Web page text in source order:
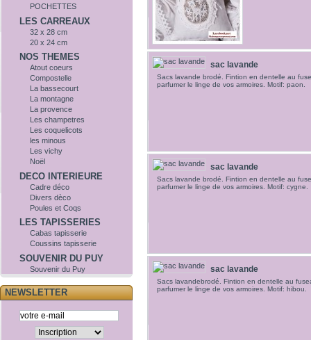
POCHETTES
LES CARREAUX
32 x 28 cm
20 x 24 cm
NOS THEMES
Atout coeurs
Compostelle
La bassecourt
La montagne
La provence
Les champetres
Les coquelicots
les minous
Les vichy
Noël
DECO INTERIEURE
Cadre déco
Divers dèco
Poules et Coqs
LES TAPISSERIES
Cabas tapisserie
Coussins tapisserie
SOUVENIR DU PUY
Souvenir du Puy
NEWSLETTER
sac lavande
Sacs lavande brodé. Fintion en dentelle au
parfumer le linge de vos armoires. Motif: paon.
sac lavande
Sacs lavande brodé. Fintion en dentelle au
parfumer le linge de vos armoires. Motif: cygne.
sac lavande
Sacs lavandebrodé. Fintion en dentelle au
parfumer le linge de vos armoires. Motif: hibou.